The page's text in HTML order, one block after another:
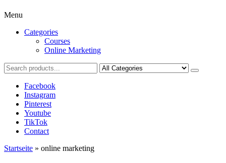
Menu
Categories
Courses
Online Marketing
Facebook
Instagram
Pinterest
Youtube
TikTok
Contact
Startseite » online marketing